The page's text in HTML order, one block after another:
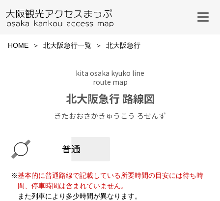
HOME 北大阪急行一覧 北大阪急行
kita osaka kyuko line
route map
北大阪急行 路線図
きたおおさかきゅうこう ろせんず
※基本的に普通路線で記載している所要時間の目安には待ち時
間、停車時間は含まれていません。
また列車により多少時間が異なります。